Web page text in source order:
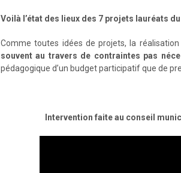
Voilà l’état des lieux des 7 projets lauréats
Comme toutes idées de projets, la
souvent au travers de contraintes pas
pédagogique d’un budget participatif que de
Intervention faite au conseil